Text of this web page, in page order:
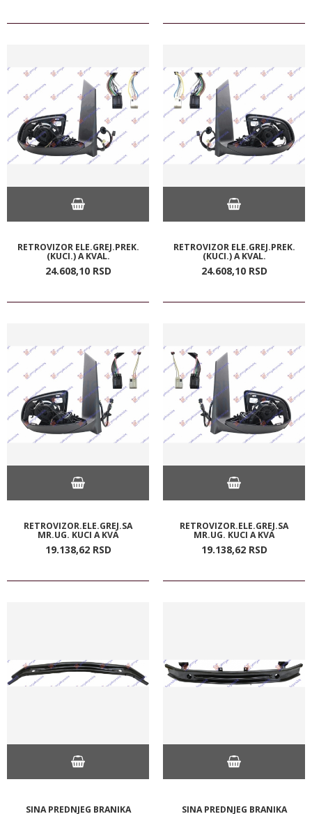
RETROVIZOR ELE.GREJ.PREK.
(KUCI.) A KVAL.
24.608,10 RSD
RETROVIZOR ELE.GREJ.PREK.
(KUCI.) A KVAL.
24.608,10 RSD
RETROVIZOR.ELE.GREJ.SA
MR.UG. KUCI A KVA
19.138,62 RSD
RETROVIZOR.ELE.GREJ.SA
MR.UG. KUCI A KVA
19.138,62 RSD
SINA PREDNJEG BRANIKA SINA PREDNJEG BRANIKA